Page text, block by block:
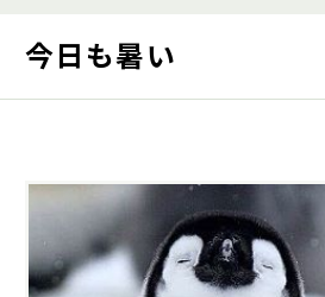
今日も暑い